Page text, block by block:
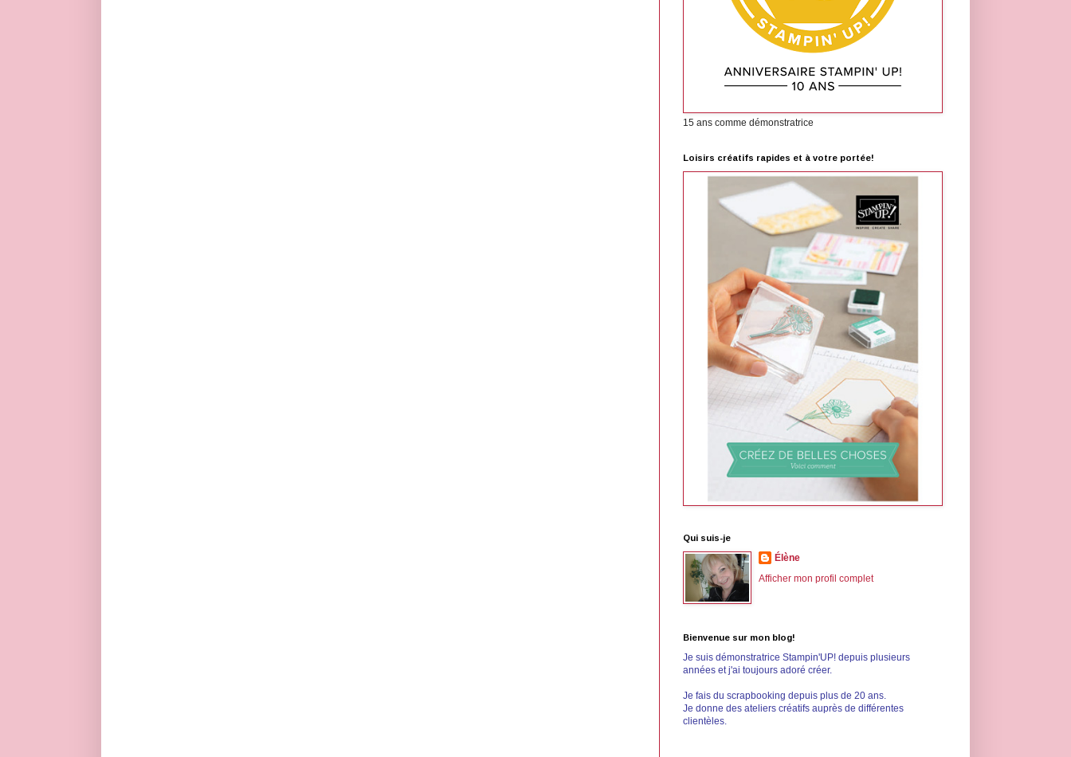
15 ans comme démonstratrice
Loisirs créatifs rapides et à votre portée!
Qui suis-je
Élène
Afficher mon profil complet
Bienvenue sur mon blog!
Je suis démonstratrice Stampin'UP! depuis plusieurs
années et j'ai toujours adoré créer.
Je fais du scrapbooking depuis plus de 20 ans.
Je donne des ateliers créatifs auprès de différentes
clientèles.